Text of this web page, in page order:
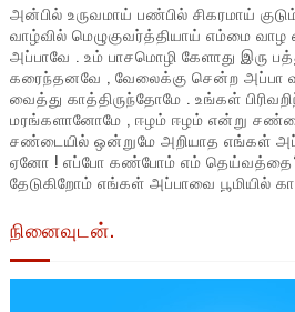
அன்பில் உருவமாய் பண்பில் சிகரமாய்
வாழ்வில் மெழுகுவர்த்தியாய் எம்மை
அப்பாவே . உம் பாசமொழி கேளாது இரு
கரைந்தனவே , வேலைக்கு சென்ற அப்பா
வைத்து காத்திருந்தோமே . உங்கள்
மரங்களானோமே , ஈழம் ஈழம் என்று சண்டை
சண்டையில் ஒன்றுமே அறியாத எங்கள்
ஏனோ ! எப்போ கண்போம் எம்
தேடுகிறோம் எங்கள் அப்பாவை பூமியில்
நினைவுடன்.